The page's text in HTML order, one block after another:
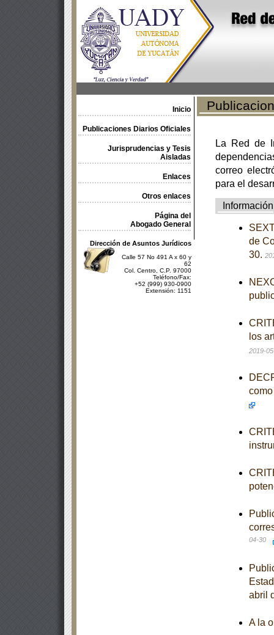
Inicio
Publicaciones Diarios Oficiales
Jurisprudencias y Tesis
Aisladas
Enlaces
Otros enlaces
Página del
Abogado General
Dirección de Asuntos Jurídicos
Calle 57 No 491 A x 60 y
62
Col. Centro, C.P. 97000
Teléfono/Fax:
+52 (999) 930-0900
Extensión: 1151
La Red de
correo
para el
Información
de
30.
los
2019-
04-30
abril
A la